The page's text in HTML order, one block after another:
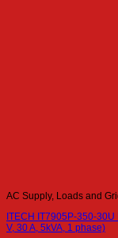
AC Supply, Loads and
ITECH IT7905P-350-
V, 30 A, 5kVA, 1 phase)